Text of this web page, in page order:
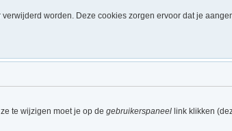
worden. Deze cookies zorgen ervoor dat je
te wijzigen moet je op de gebruikerspaneel link klikken